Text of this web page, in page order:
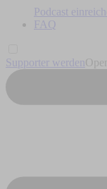
Podcast
FAQ
Supporter werden